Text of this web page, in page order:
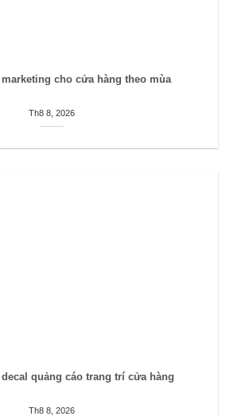
marketing cho cửa hàng theo mùa
Th8 8, 2026
quảng cáo trang trí cửa hàng
Th8 8, 2026